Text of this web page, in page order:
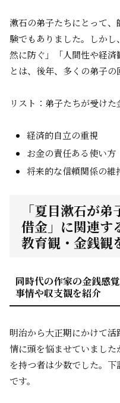
漱石の弟子たちにとって
験でもありました。しか
然に防ぐ」「人間性や経
とは、後年、多くの弟子の
リスト：弟子たちが受け
経済的自立の重視
お金の責任ある使い方
将来的な信頼関係の維
「夏目漱石が
借金」に関連す
教育観・金銭観
同時代の作家の金銭感
事情や収支観を紹介
明治から大正期にかけて
情に頭を悩ませていまし
を持つ者は少数でした。
です。